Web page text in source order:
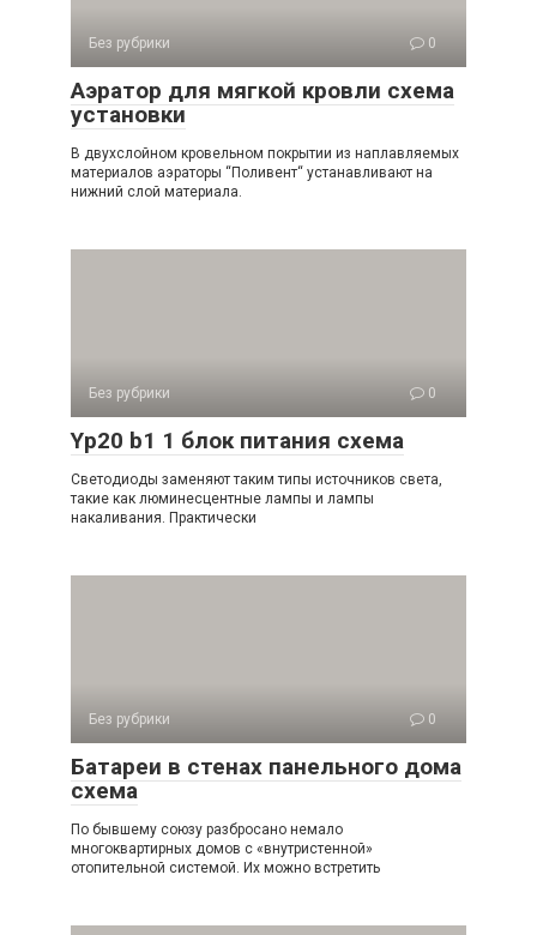
Без рубрики 0
Аэратор для мягкой кровли схема
установки
В двухслойном кровельном покрытии из наплавляемых
материалов аэраторы “Поливент“ устанавливают на
нижний слой материала.
Без рубрики 0
Yp20 b1 1 блок питания схема
Светодиоды заменяют таким типы источников света,
такие как люминесцентные лампы и лампы
накаливания. Практически
Без рубрики 0
Батареи в стенах панельного дома
схема
По бывшему союзу разбросано немало
многоквартирных домов с «внутристенной»
отопительной системой. Их можно встретить